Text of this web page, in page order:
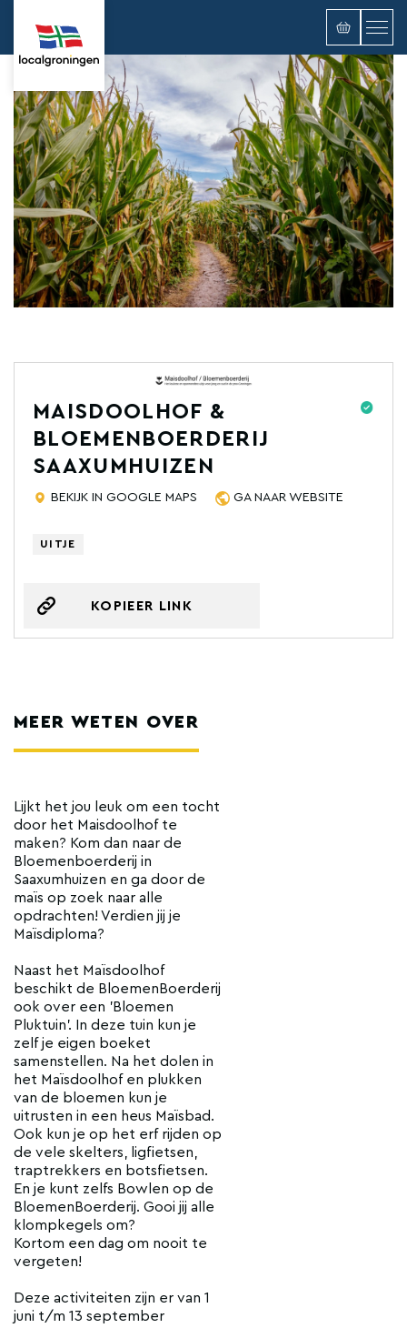
MAISDOOLHOF &
BLOEMENBOERDERIJ
SAAXUMHUIZEN
BEKIJK IN GOOGLE MAPS GA NAAR WEBSITE
UITJE
KOPIEER LINK
MEER WETEN OVER
Lijkt het jou leuk om een tocht
door het Maisdoolhof te
maken? Kom dan naar de
Bloemenboerderij in
Saaxumhuizen en ga door de
maïs op zoek naar alle
opdrachten! Verdien jij je
Maïsdiploma?
Naast het Maïsdoolhof
beschikt de BloemenBoerderij
ook over een 'Bloemen
Pluktuin'. In deze tuin kun je
zelf je eigen boeket
samenstellen. Na het dolen in
het Maïsdoolhof en plukken
van de bloemen kun je
uitrusten in een heus Maïsbad.
Ook kun je op het erf rijden op
de vele skelters, ligfietsen,
traptrekkers en botsfietsen.
En je kunt zelfs Bowlen op de
BloemenBoerderij. Gooi jij alle
klompkegels om?
Kortom een dag om nooit te
vergeten!
Deze activiteiten zijn er van 1
juni t/m 13 september